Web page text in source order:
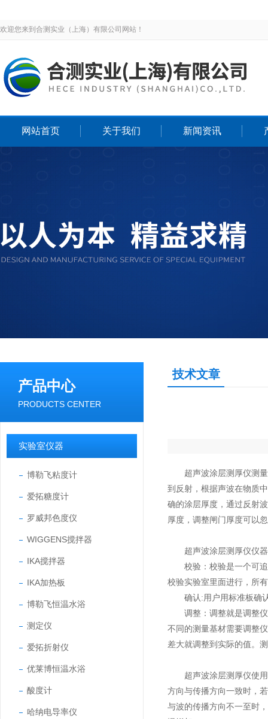
欢迎您来到合测实业（上海）有限公司网站！
网站首页 关于我们 新闻资讯
产品中心
PRODUCTS CENTER
实验室仪器
博勒飞粘度计
爱拓糖度计
罗威邦色度仪
WIGGENS搅拌器
IKA搅拌器
IKA加热板
博勒飞恒温水浴
测定仪
爱拓折射仪
优莱博恒温水浴
酸度计
哈纳电导率仪
技术文章
超声波涂层测厚仪测
到反射，根据声波在物质
确的涂层厚度，通过反射
厚度，调整闸门厚度可以
超声波涂层测厚仪仪器
校验：校验是一个可追
校验实验室里面进行，所
确认:用户用标准板确认
调整：调整就是调整仪
不同的测量基材需要调整
差大就调整到实际的值。
超声波涂层测厚仪使用
方向与传播方向一致时，
与波的传播方向不一至时